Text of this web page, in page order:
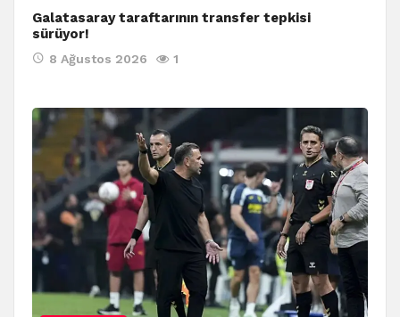
Galatasaray taraftarının transfer tepkisi
sürüyor!
8 Ağustos 2026 1